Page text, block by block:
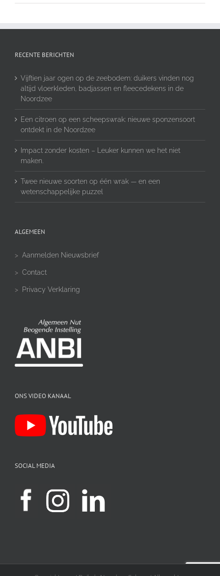
RECENTE BERICHTEN
Vijftien jaar ogen op de zeebodem: duikers vinden nog
altijd vloerkleden, badjassen en fleecedekens in de
Noordzee
Een citroen op een scheepswrak: nieuwe sponzensoort
ontdekt in de Noordzee
Impact zonder kosten – Leuker kunnen we het niet
maken.
Twee nieuwe soorten op één wrak — en een
wetenschappelijke puzzel
ALGEMEEN
> Aanmelden Nieuwsbrief
> Contact
> Privacy Verklaring
ONS VIDEO KANAAL
SOCIAL MEDIA